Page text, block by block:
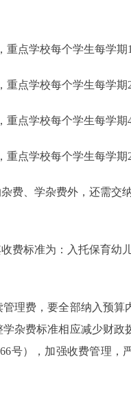
点学校每个学生每学期
学校每个学生每学期
点学校每个学生每学期
点学校每个学生每学期
、学杂费外，还需交
标准为：入托保育幼
费，要全部纳入预算
杂费标准相应减少财
号），加强收费管理